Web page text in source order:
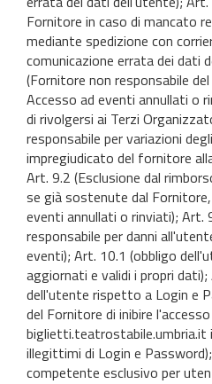
Fornitore in caso di mancato
mediante spedizione con
comunicazione errata dei dati
(Fornitore non responsabile
Accesso ad eventi annullati o
di rivolgersi ai Terzi
responsabile per variazioni
impregiudicato del fornitore
Art. 9.2 (Esclusione dal
se già sostenute dal
eventi annullati o rinviati); Art.
responsabile per danni
eventi); Art. 10.1 (obbligo
aggiornati e validi i propri
dell'utente rispetto a Login e
del Fornitore di inibire
biglietti.teatrostabile.umbria.it
illegittimi di Login e
competente esclusivo per